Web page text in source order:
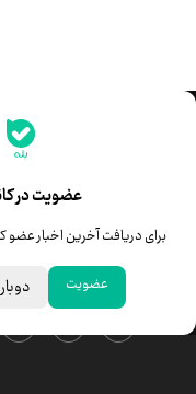
عضویت در
برای دریافت آخرین اخبار عضو
عضویت
قیمت سکه امامی